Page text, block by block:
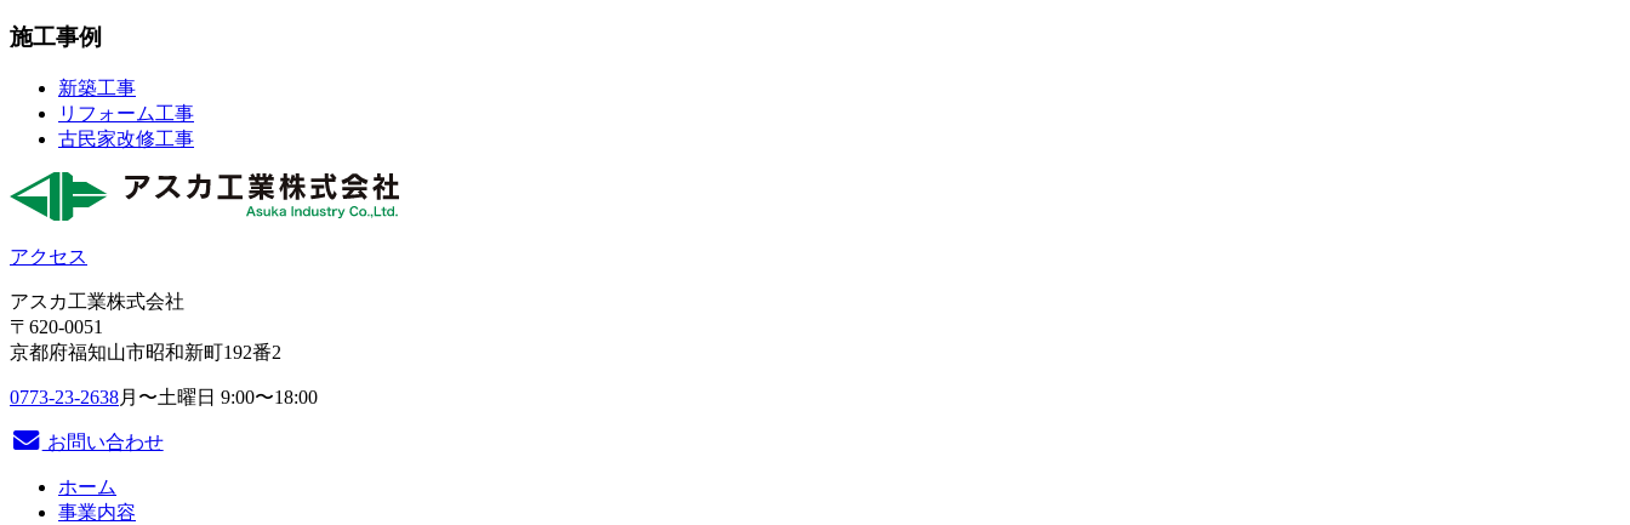
シ
施工事例
新築工事
リフォーム工事
古民家改修工事
アクセス
アスカ工業株式会社
〒620-0051
京都府福知山市昭和新町192番2
0773-23-2638月〜土曜日 9:00〜18:00
お問い合わせ
ホーム
事業内容